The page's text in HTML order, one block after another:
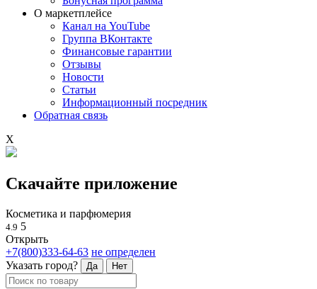
О маркетплейсе
Канал на YouTube
Группа ВКонтакте
Финансовые гарантии
Отзывы
Новости
Статьи
Информационный посредник
Обратная связь
X
Скачайте приложение
Косметика и парфюмерия
4.9 5
Открыть
+7(800)333-64-63 не определен
Указать город?
Да Нет